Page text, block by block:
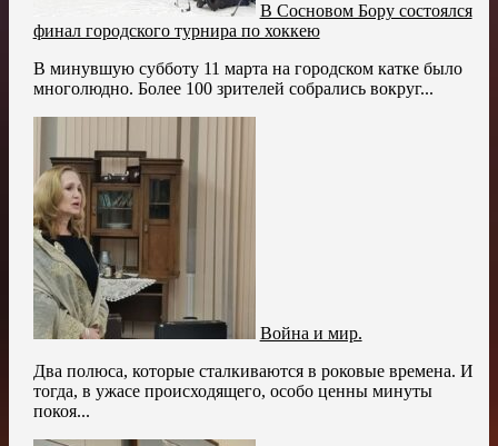
В Сосновом Бору состоялся
финал городского турнира по хоккею
В минувшую субботу 11 марта на городском катке было
многолюдно. Более 100 зрителей собрались вокруг...
Война и мир.
Два полюса, которые сталкиваются в роковые времена. И
тогда, в ужасе происходящего, особо ценны минуты
покоя...